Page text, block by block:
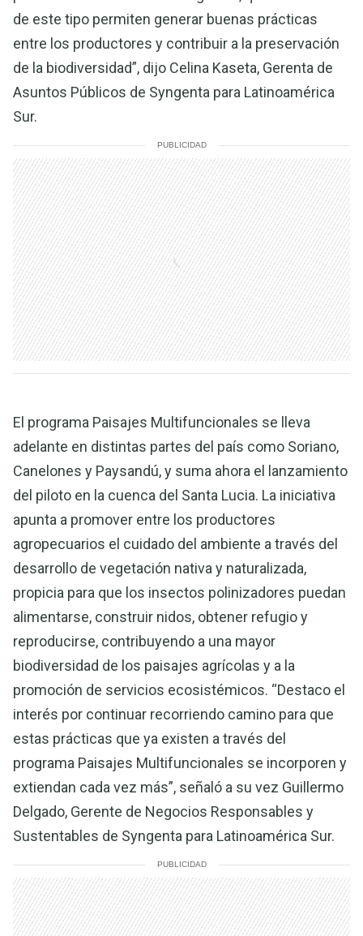
de este tipo permiten generar buenas prácticas
entre los productores y contribuir a la preservación
de la biodiversidad”, dijo Celina Kaseta, Gerenta de
Asuntos Públicos de Syngenta para Latinoamérica
Sur.
PUBLICIDAD
El programa Paisajes Multifuncionales se lleva
adelante en distintas partes del país como Soriano,
Canelones y Paysandú, y suma ahora el lanzamiento
del piloto en la cuenca del Santa Lucia. La iniciativa
apunta a promover entre los productores
agropecuarios el cuidado del ambiente a través del
desarrollo de vegetación nativa y naturalizada,
propicia para que los insectos polinizadores puedan
alimentarse, construir nidos, obtener refugio y
reproducirse, contribuyendo a una mayor
biodiversidad de los paisajes agrícolas y a la
promoción de servicios ecosistémicos. “Destaco el
interés por continuar recorriendo camino para que
estas prácticas que ya existen a través del
programa Paisajes Multifuncionales se incorporen y
extiendan cada vez más”, señaló a su vez Guillermo
Delgado, Gerente de Negocios Responsables y
Sustentables de Syngenta para Latinoamérica Sur.
PUBLICIDAD